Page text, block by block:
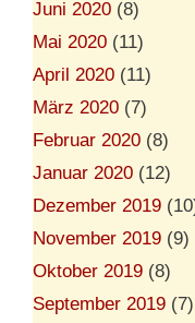
Juni 2020 (8)
Mai 2020 (11)
April 2020 (11)
März 2020 (7)
Februar 2020 (8)
Januar 2020 (12)
Dezember 2019
November 2019 (9)
Oktober 2019 (8)
September 2019 (7)